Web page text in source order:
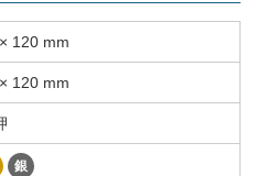
120 mm
120 mm
銀